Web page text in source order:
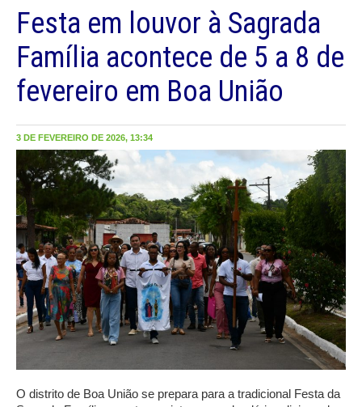
Festa em louvor à Sagrada
Família acontece de 5 a 8 de
fevereiro em Boa União
3 DE FEVEREIRO DE 2026, 13:34
O distrito de Boa União se prepara para a tradicional Festa da